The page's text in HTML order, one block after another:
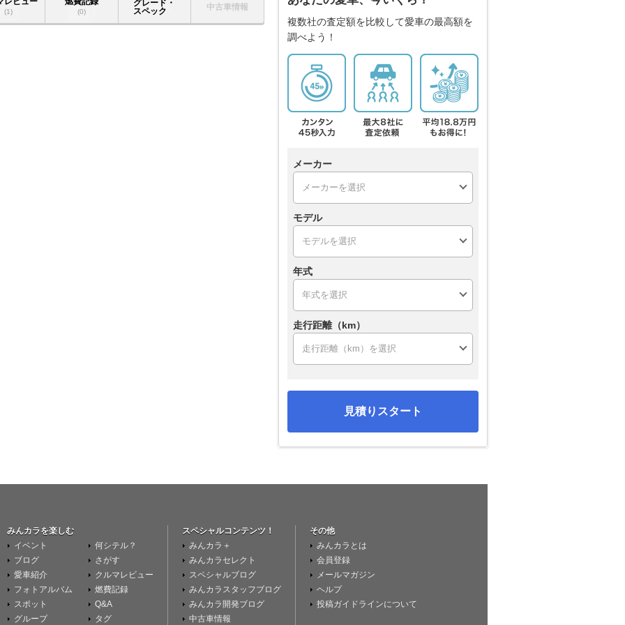
(1) (0)
グレード・
スペック
中古車情報
複数社の査定額を比較して愛車の最高額を
調べよう！
メーカー
モデル
年式
走行距離（km）
見積りスタート
みんカラを楽しむ
イベント
ブログ
愛車紹介
フォトアルバム
スポット
グループ
何シテル？
さがす
クルマレビュー
燃費記録
Q&A
タグ
スペシャルコンテンツ！
みんカラ＋
みんカラセレクト
スペシャルブログ
みんカラスタッフブログ
みんカラ開発ブログ
中古車情報
その他
みんカラとは
会員登録
メールマガジン
ヘルプ
投稿ガイドラインについて